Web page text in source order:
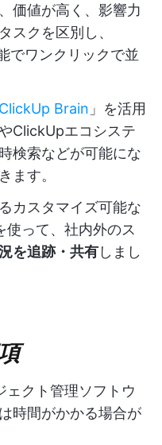
価値が高く、影響力
スクを区別し、
でワンクリックで並
ClickUp Brain 」を活用
ClickUpエコシステ
検索などが可能にな
ます。
カスタマイズ可能な
使って、社内外のス
を追跡・共有しまし
クト管理ソフトウ
時間がかかる場合が